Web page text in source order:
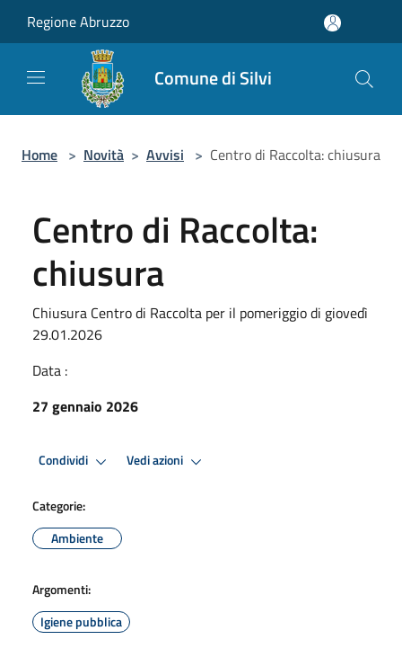
Regione Abruzzo
Comune di Silvi
Home > Novità > Avvisi > Centro di Raccolta: chiusura
Centro di Raccolta:
chiusura
Chiusura Centro di Raccolta per il pomeriggio di giovedì
29.01.2026
Data :
27 gennaio 2026
Condividi Vedi azioni
Categorie:
Ambiente
Argomenti:
Igiene pubblica